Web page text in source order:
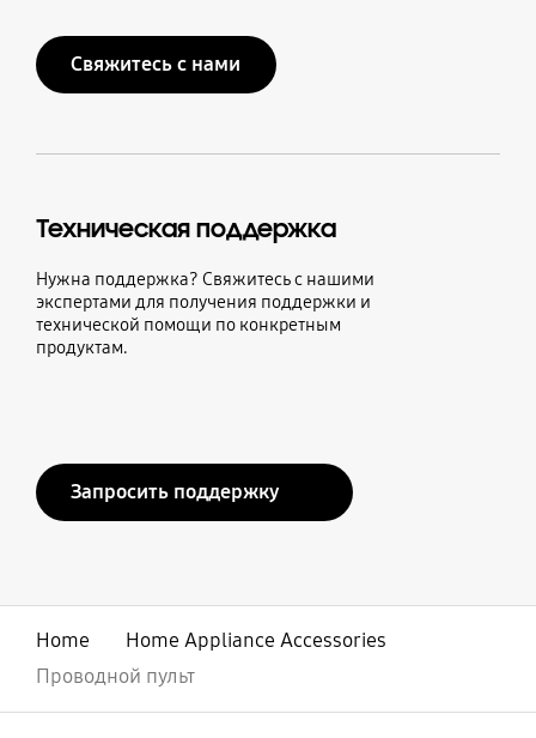
Свяжитесь с нами
Техническая поддержка
Нужна поддержка? Свяжитесь с нашими
экспертами для получения поддержки и
технической помощи по конкретным
продуктам.
Запросить поддержку
Home
Home Appliance Accessories
Проводной пульт